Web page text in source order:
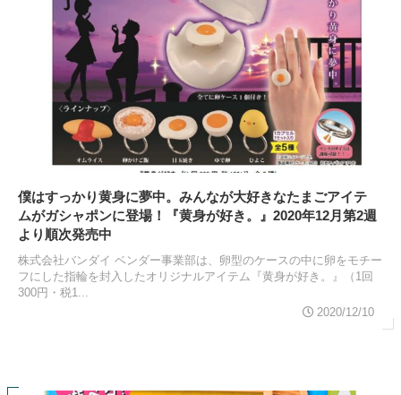
僕はすっかり黄身に夢中。みんなが大好きなたまごアイテ
ムがガシャポンに登場！『黄身が好き。』2020年12月第2週
より順次発売中
株式会社バンダイ ベンダー事業部は、卵型のケースの中に卵をモチー
フにした指輪を封入したオリジナルアイテム『黄身が好き。』（1回
300円・税1...
2020/12/10